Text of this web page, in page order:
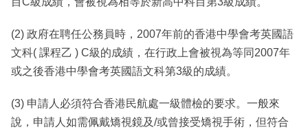
(2) 政府在聘任公務員時，2007年前的香港中學會考英國語
文科( 課程乙 ) C級的成績，在行政上會被視為等同2007年
或之後香港中學會考英國語文科第3級的成績。
(3) 申請人必須符合香港民航處一級體檢的要求。一般來
說，申請人如需佩戴矯視鏡及/或曾接受矯視手術，但符合